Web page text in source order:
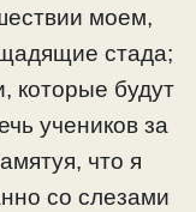
моем,
стада;
которые будут
учеников за
что я
со слезами